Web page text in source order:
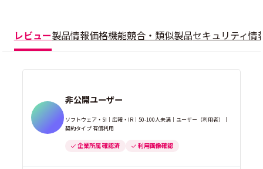
レビュー製品情報価格機能競合・類似製品セキュリティ情
非公開ユーザー
ソフトウェア・SI｜広報・IR｜50-100人未満｜ユーザー（利用者）｜
契約タイプ 有償利用
企業所属 確認済 利用画像確認